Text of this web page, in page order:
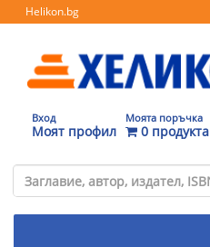
Helikon.bg
Вход
Моят профил
Моята поръчка
0 продукта